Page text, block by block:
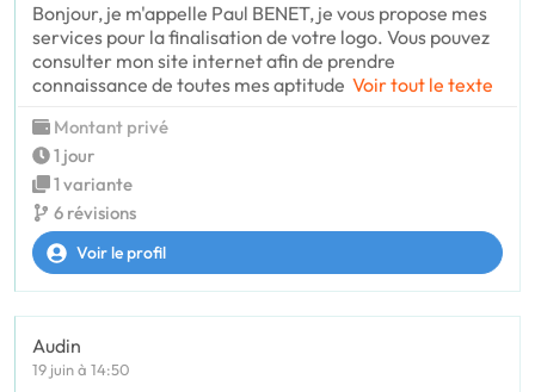
Bonjour, je m'appelle Paul BENET, je vous propose mes
services pour la finalisation de votre logo. Vous pouvez
consulter mon site internet afin de prendre
connaissance de toutes mes aptitude Voir tout le texte
Montant privé
1 jour
1 variante
6 révisions
Voir le profil
Audin
19 juin à 14:50